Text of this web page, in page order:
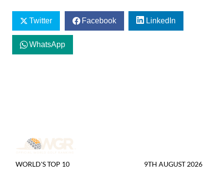
Twitter Facebook LinkedIn
WhatsApp